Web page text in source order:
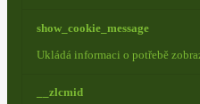
show_cookie_message
Ukládá informaci o potřebě
__zlcmid